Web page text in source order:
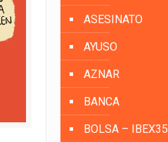
ASESINATO
AYUSO
AZNAR
BANCA
BOLSA – IBEX35